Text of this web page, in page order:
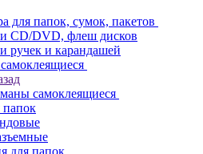
для папок, сумок, пакетов
CD/DVD, флеш дисков
ручек и карандашей
самоклеящиеся
папок
для папок